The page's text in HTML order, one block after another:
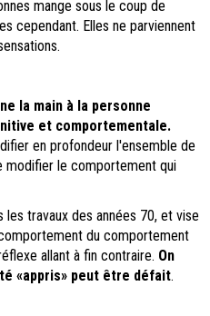
mange sous le coup de
cependant. Elles ne parviennent
la main à la personne
et comportementale.
en profondeur l'ensemble de
modifier le comportement qui
travaux des années 70, et vise
du comportement
allant à fin contraire. On
«appris» peut être défait.